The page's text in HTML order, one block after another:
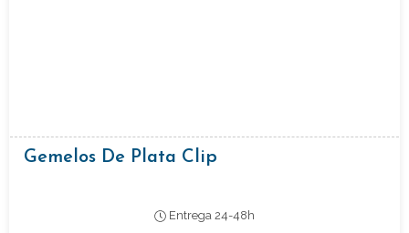
Gemelos De Plata Clip
Entrega 24-48h